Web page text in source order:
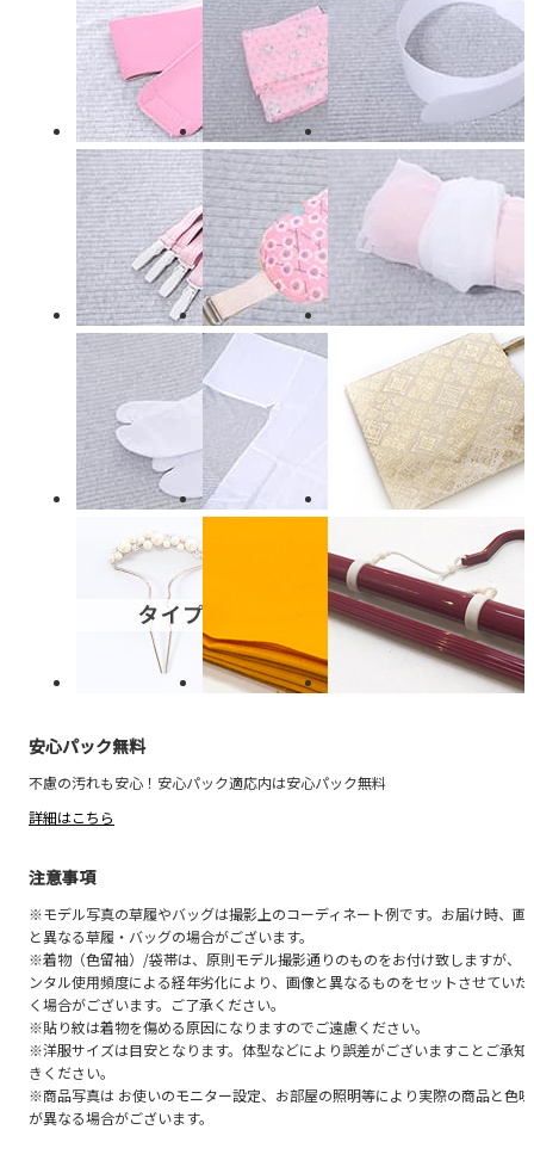
安心パック無料
不慮の汚れも安心！安心パック適応内は安心パック無料
詳細はこちら
注意事項
※モデル写真の草履やバッグは撮影上のコーディネート例です。お届け時、画
と異なる草履・バッグの場合がございます。
※着物（色留袖）/袋帯は、原則モデル撮影通りのものをお付け致しますが、レ
ンタル使用頻度による経年劣化により、画像と異なるものをセットさせていた
く場合がございます。ご了承ください。
※貼り紋は着物を傷める原因になりますのでご遠慮ください。
※洋服サイズは目安となります。体型などにより誤差がございますことご承知
きください。
※商品写真は お使いのモニター設定、お部屋の照明等により実際の商品と色味
が異なる場合がございます。